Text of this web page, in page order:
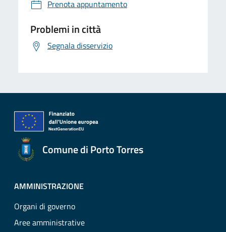
Prenota appuntamento
Problemi in città
Segnala disservizio
Comune di Porto Torres
AMMINISTRAZIONE
Organi di governo
Aree amministrative